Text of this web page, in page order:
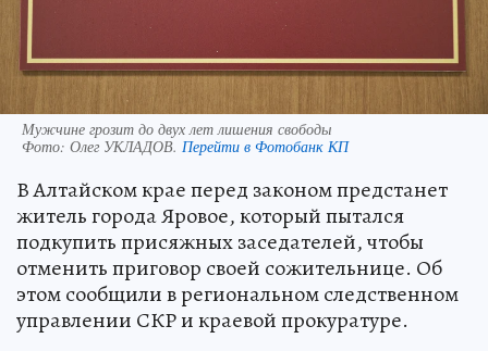
Мужчине грозит до двух лет лишения свободы
Фото: Олег УКЛАДОВ. Перейти в Фотобанк КП
В Алтайском крае перед законом предстанет
житель города Яровое, который пытался
подкупить присяжных заседателей, чтобы
отменить приговор своей сожительнице. Об
этом сообщили в региональном следственном
управлении СКР и краевой прокуратуре.